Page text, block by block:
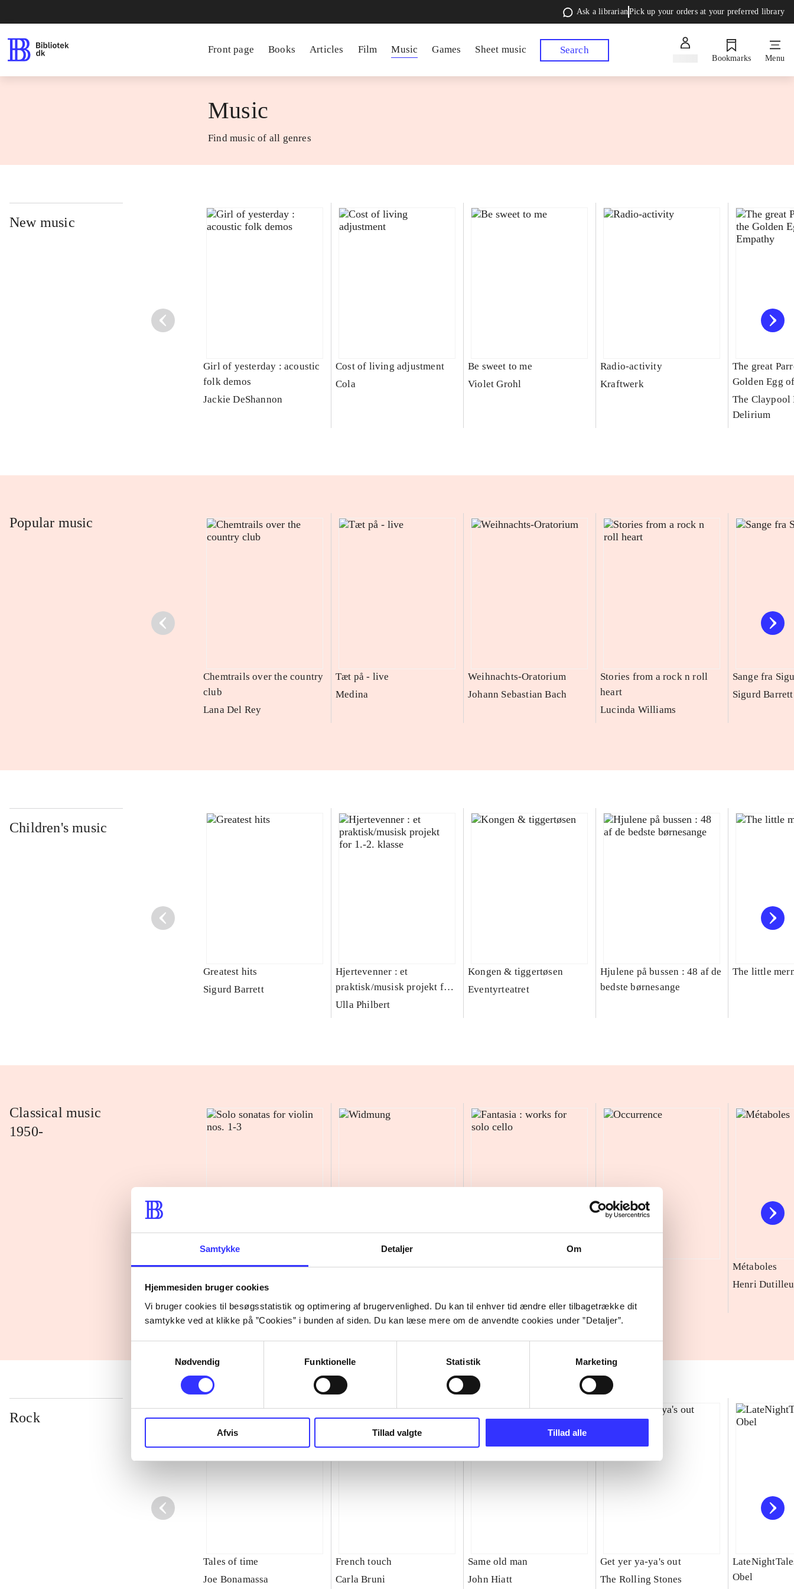
Samtykke Detaljer Om
Hjemmesiden bruger cookies
Vi bruger cookies til besøgsstatistik og optimering af brugervenlighed. Du kan til enhver tid ændre eller tilbagetrække dit
samtykke ved at klikke på ”Cookies” i bunden af siden. Du kan læse mere om de anvendte cookies under ”Detaljer”.
Nødvendig
Funktionelle Statistik Marketing
Afvis Tillad valgte Tillad alle
Ask a librarianPick up your orders at your preferred library
Front page Books Articles Film Music Games Sheet music Search
Bookmarks Menu
Music
Find music of all genres
New music
Girl of yesterday : acoustic
folk demos
Jackie DeShannon
Cost of living adjustment
Cola
Be sweet to me
Violet Grohl
Radio-activity
Kraftwerk
The great
Golden Egg
The Claypool
Delirium
Popular music
Chemtrails over the country
club
Lana Del Rey
Tæt på - live
Medina
Weihnachts-Oratorium
Johann Sebastian Bach
Stories from a rock n roll
heart
Lucinda Williams
Sange fra
Sigurd Barrett
Children's music
Greatest hits
Sigurd Barrett
Hjertevenner : et
praktisk/musisk projekt for
1.-2. klasse
Ulla Philbert
Kongen & tiggertøsen
Eventyrteatret
Hjulene på bussen : 48 af de
bedste børnesange
The little
Classical music
1950-
Solo sonatas for violin nos.
1-3
Widmung
Fantasia : works for solo
Occurrence
Métaboles
Henri
Rock
Tales of time
Joe Bonamassa
French touch
Carla Bruni
Same old man
John Hiatt
Get yer ya-ya's out
The Rolling Stones
Obel